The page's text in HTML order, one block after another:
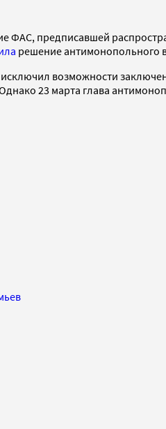
ФАС, предписавшей
решение антимонопольного
возможности
23 марта глава